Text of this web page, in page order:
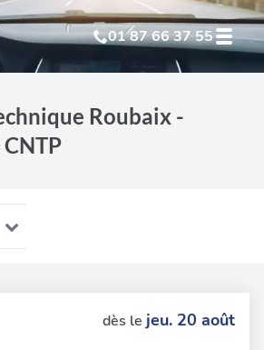
01 87 66 37 55
suite à annulation
Roubaix -
dès le jeu. 20 août